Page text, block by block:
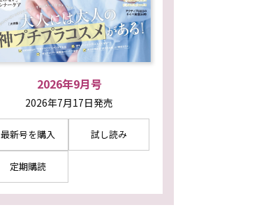
2026年9月号
2026年7月17日発売
最新号を購入 試し読み
定期購読